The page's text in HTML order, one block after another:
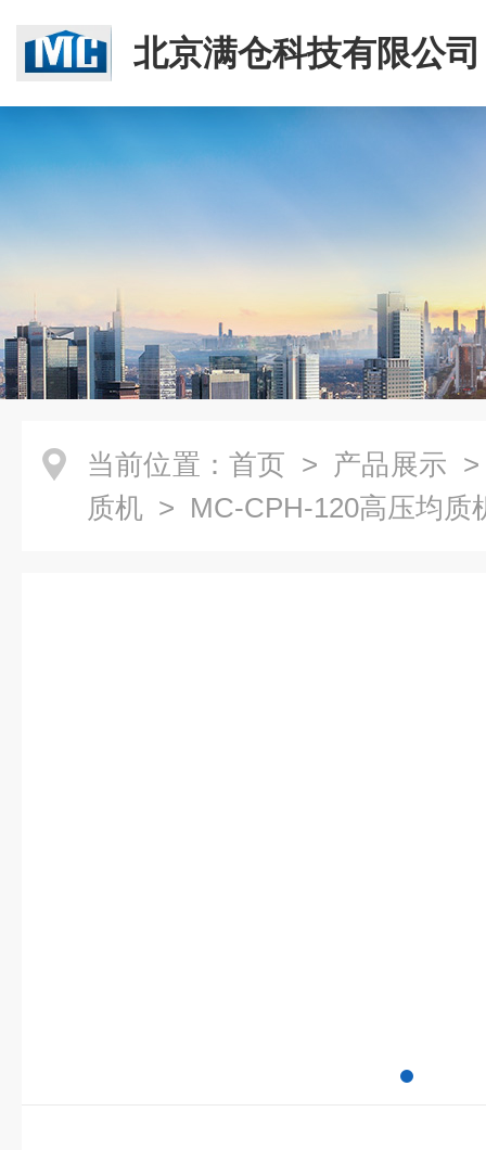
北京满仓科技有限公司
当前位置： 首页 > 产品展示
质机 > MC-CPH-120高压均质